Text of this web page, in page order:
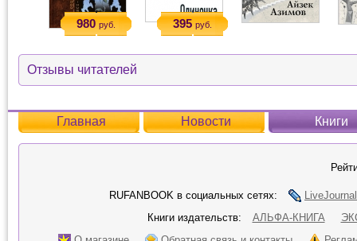
980 руб. 395 руб.
Отзывы читателей
Главная Новости Книги
RUFANBOOK в социальных сетях:
LiveJournal
Книги издательств:
АЛЬФА-КНИГА